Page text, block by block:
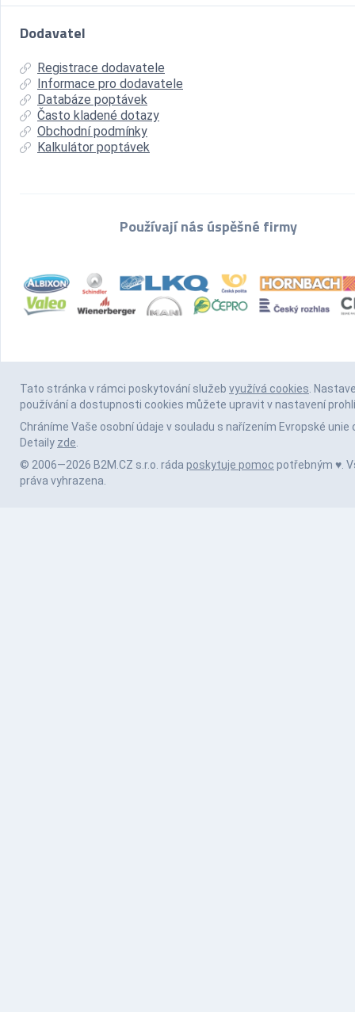
Dodavatel
Registrace dodavatele
Informace pro dodavatele
Databáze poptávek
Často kladené dotazy
Obchodní podmínky
Kalkulátor poptávek
Používají nás úspěšné firmy
Tato stránka v rámci poskytování služeb využívá cookies.
používání a dostupnosti cookies můžete upravit v nastavení
Chráníme Vaše osobní údaje v souladu s nařízením Evropské unie
Detaily zde.
© 2006—2026 B2M.CZ s.r.o. ráda poskytuje pomoc potřebným ♥️.
práva vyhrazena.